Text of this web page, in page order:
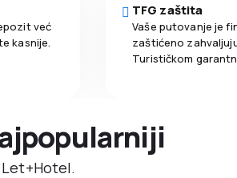
već
kasnije.
TFG zaštita
Vaše putovanje je
zaštićeno
Turističkom